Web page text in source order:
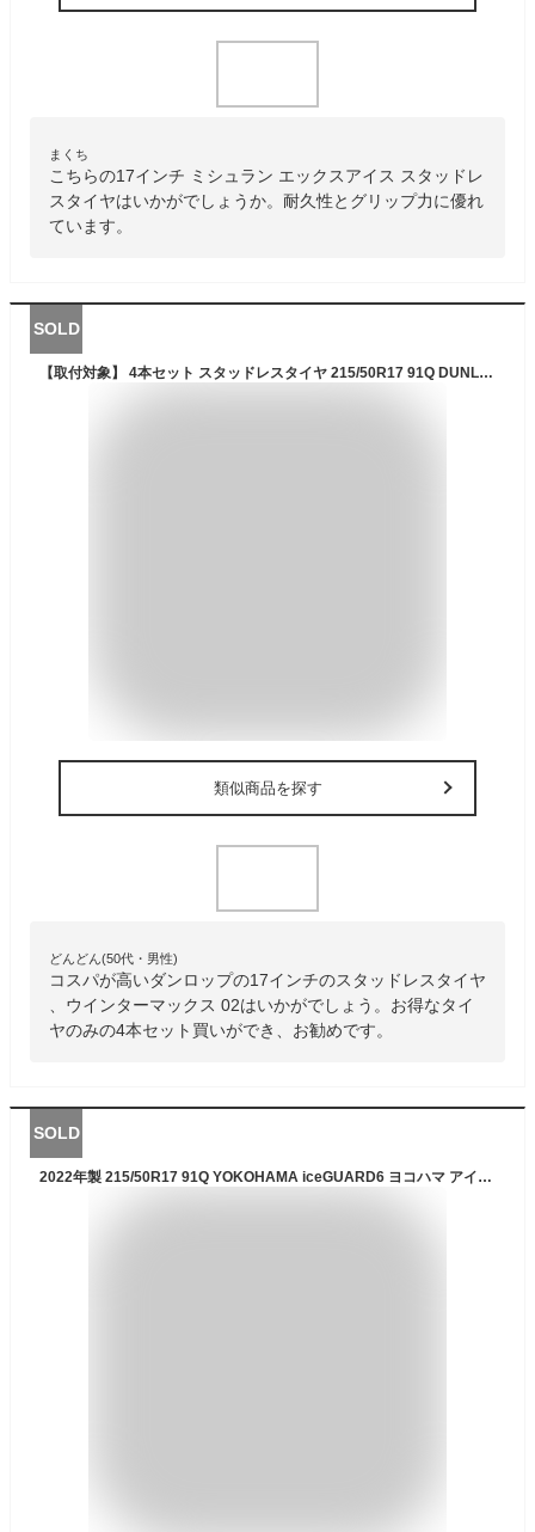
まくち
こちらの17インチ ミシュラン エックスアイス スタッドレ
スタイヤはいかがでしょうか。耐久性とグリップ力に優れ
ています。
SOLD
【取付対象】 4本セット スタッドレスタイヤ 215/50R17 91Q DUNLOP ダンロップ ウインターマックス 02 WM02 送料無料4本価格
類似商品を探す
どんどん(50代・男性)
コスパが高いダンロップの17インチのスタッドレスタイヤ
、ウインターマックス 02はいかがでしょう。お得なタイ
ヤのみの4本セット買いができ、お勧めです。
SOLD
2022年製 215/50R17 91Q YOKOHAMA iceGUARD6 ヨコハマ アイスガード6 IG60 新品 1本タイヤのみ 国内生産品 スタッドレスタイヤ